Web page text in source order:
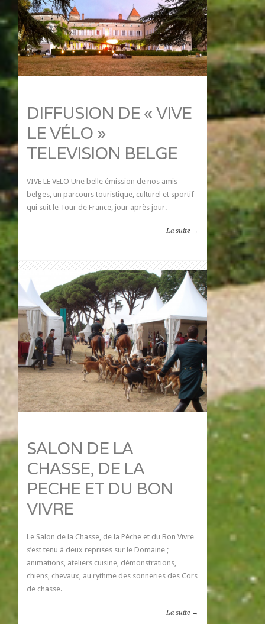
DIFFUSION DE « VIVE
LE VÉLO »
TELEVISION BELGE
VIVE LE VELO Une belle émission de nos amis
belges, un parcours touristique, culturel et sportif
qui suit le Tour de France, jour après jour.
La suite →
SALON DE LA
CHASSE, DE LA
PECHE ET DU BON
VIVRE
Le Salon de la Chasse, de la Pèche et du Bon Vivre
s’est tenu à deux reprises sur le Domaine ;
animations, ateliers cuisine, démonstrations,
chiens, chevaux, au rythme des sonneries des Cors
de chasse.
La suite →